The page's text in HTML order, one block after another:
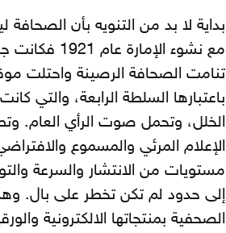
بداية لا بد من التنويه بأن
مع نشوء
تنامت الصحافة الرصينة واحتلت
باعتبارها السلطة الرابعة، والتي
الخلل، وتحمل صوت الرأي العام.
الإعلام المرئي والمسموع
مستويات من الانتشار والسرعة
إلى حدود لم تكن تخطر على بال.
الصحفية بمنتجاتها الالكترونية